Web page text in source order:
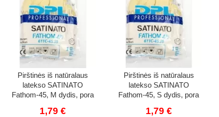
Pirštinės iš natūralaus
latekso SATINATO
Fathom-45, M dydis, pora
1,79 €
Pirštinės iš natūralaus
latekso SATINATO
Fathom-45, S dydis, pora
1,79 €